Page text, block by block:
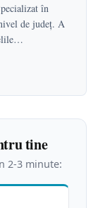
în
de județ. A
tine
2-3 minute: